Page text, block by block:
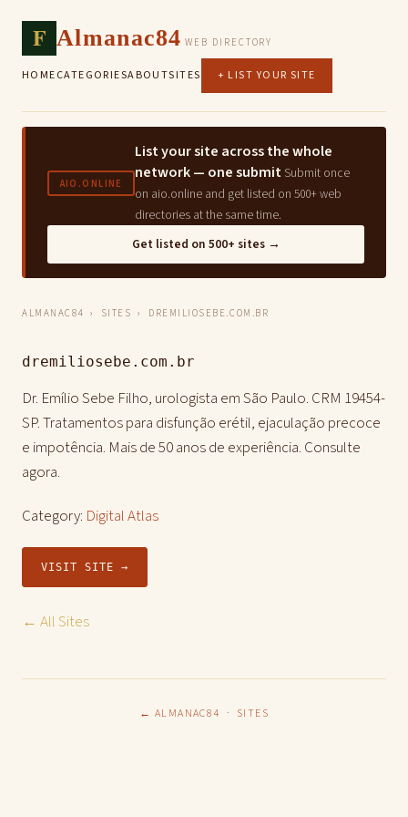
F Almanac84 WEB DIRECTORY
HOMECATEGORIESABOUTSITES + LIST YOUR SITE
AIO.ONLINE
List your site across the whole
network — one submit Submit once
on aio.online and get listed on 500+ web
directories at the same time.
Get listed on 500+ sites →
ALMANAC84 › SITES › DREMILIOSEBE.COM.BR
dremiliosebe.com.br
Dr. Emílio Sebe Filho, urologista em São Paulo. CRM 19454-
SP. Tratamentos para disfunção erétil, ejaculação precoce
e impotência. Mais de 50 anos de experiência. Consulte
agora.
Category: Digital Atlas
VISIT SITE →
← All Sites
← ALMANAC84 · SITES